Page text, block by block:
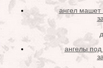
ангел машет
ангелы под